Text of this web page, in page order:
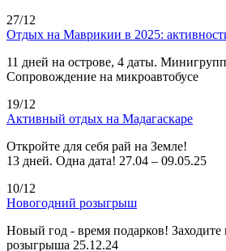
27/12
Отдых на Маврикии в 2025:
11 дней на острове, 4 даты.
Сопровождение на микроавтобусе
19/12
Активный отдых на Мадагаскаре
Откройте для себя рай на Земле!
13 дней. Одна дата! 27.04 – 09.05.25
10/12
Новогодний розыгрыш
Новый год - время подарков! Заходите
розыгрыша 25.12.24